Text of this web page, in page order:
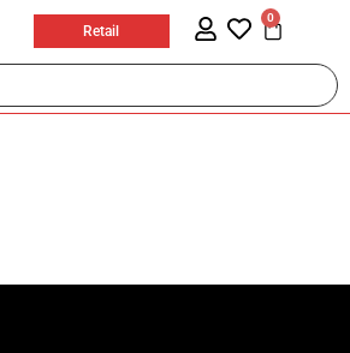
Retail
0